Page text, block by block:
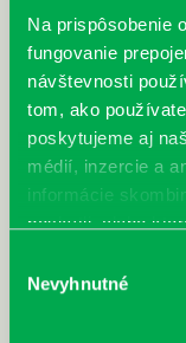
Na prispôsobenie
fungovanie
návštevnosti
tom, ako
poskytujeme aj
médií, inzercie a
informácie
poskytli, alebo
súhlasu
Nevyhnutné
McGrath, Andy: Tadej